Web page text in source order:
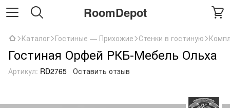
RoomDepot
Каталог Гостиные — Прихожие Стенки в гостиную
Гостиная Орфей РКБ-Мебель Ольха
Артикул: RD2765 Оставить отзыв